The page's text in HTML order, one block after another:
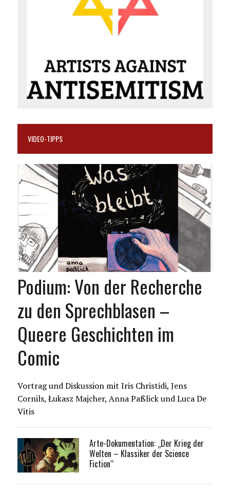
VIDEO-TIPPS
Podium: Von der Recherche
zu den Sprechblasen –
Queere Geschichten im
Comic
Vortrag und Diskussion mit Iris Christidi, Jens
Cornils, Łukasz Majcher, Anna Paßlick und Luca De
Vitis
Arte-Dokumentation: „Der Krieg der
Welten – Klassiker der Science
Fiction“